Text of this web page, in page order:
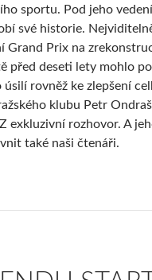
sportu. Pod jeho
své historie.
Grand Prix na
před deseti lety mohlo
úsilí rovněž ke zlepšení
klubu Petr
exkluzivní rozhovor. A
také naši čtenáři.